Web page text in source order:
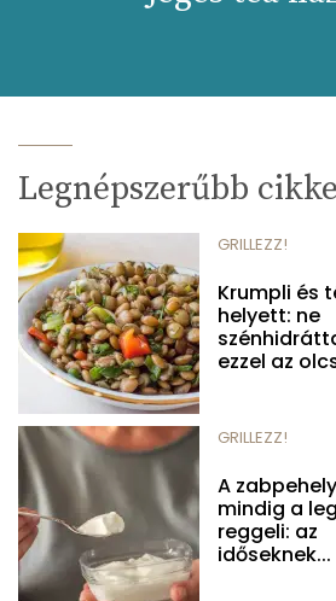
Legnépszerűbb
GRILLEZZ!
Krumpli és
helyett: ne
ezzel az
GRILLEZZ!
A
mindig a
reggeli: az
időseknek...